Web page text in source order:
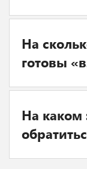
На
готовы
На каком